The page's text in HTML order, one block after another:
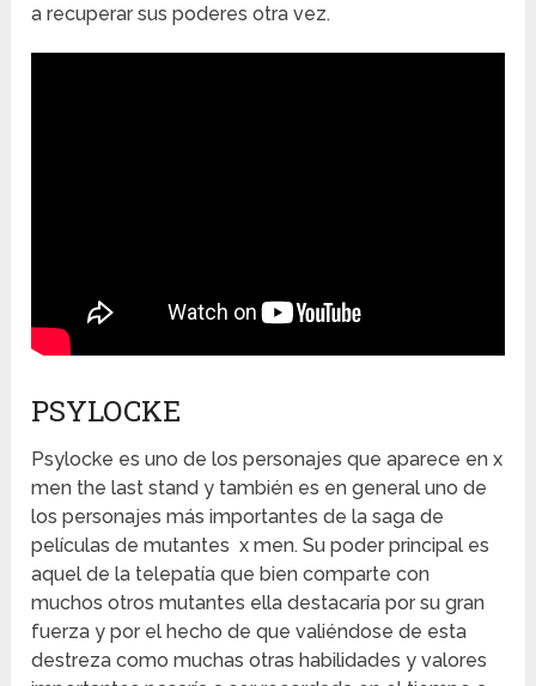
a recuperar sus poderes otra vez.
PSYLOCKE
Psylocke es uno de los personajes que aparece en x
men the last stand y también es en general uno de
los personajes más importantes de la saga de
películas de mutantes x men. Su poder principal es
aquel de la telepatía que bien comparte con
muchos otros mutantes ella destacaría por su gran
fuerza y por el hecho de que valiéndose de esta
destreza como muchas otras habilidades y valores